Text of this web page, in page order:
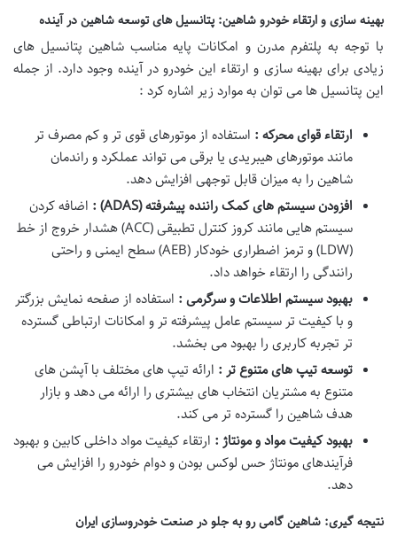
بهینه سازی و ارتقاء خودرو شاهین: پتانسیل های توسعه شاهین در آینده
با توجه به پلتفرم مدرن و امکانات پایه مناسب شاهین پتانسیل های
زیادی برای بهینه سازی و ارتقاء این خودرو در آینده وجود دارد. از جمله
این پتانسیل ها می توان به موارد زیر اشاره کرد :
ارتقاء قوای محرکه : استفاده از موتورهای قوی تر و کم مصرف تر
مانند موتورهای هیبریدی یا برقی می تواند عملکرد و راندمان
شاهین را به میزان قابل توجهی افزایش دهد.
افزودن سیستم های کمک راننده پیشرفته(ADAS)
: اضافه کردن
سیستم هایی مانند کروز کنترل تطبیقی (ACC) هشدار خروج از خط
(LDW) و ترمز اضطراری خودکار (AEB) سطح ایمنی و راحتی
رانندگی را ارتقاء خواهد داد.
بهبود سیستم اطلاعات و سرگرمی : استفاده از صفحه نمایش بزرگتر
و با کیفیت تر سیستم عامل پیشرفته تر و امکانات ارتباطی گسترده
تر تجربه کاربری را بهبود می بخشد.
توسعه تیپ های متنوع تر : ارائه تیپ های مختلف با آپشن های
متنوع به مشتریان انتخاب های بیشتری را ارائه می دهد و بازار
هدف شاهین را گسترده تر می کند.
بهبود کیفیت مواد و مونتاژ : ارتقاء کیفیت مواد داخلی کابین و بهبود
فرآیندهای مونتاژ حس لوکس بودن و دوام خودرو را افزایش می
دهد.
نتیجه گیری: شاهین گامی رو به جلو در صنعت خودروسازی ایران